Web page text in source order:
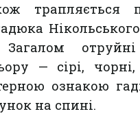
трапляється
Загалом
— сірі,
ознакою
на спині.